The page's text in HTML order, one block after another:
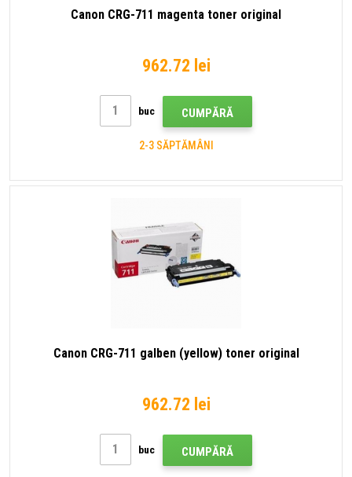
Canon CRG-711 magenta toner original
962.72 lei
buc CUMPĂRĂ
2-3 SĂPTĂMÂNI
Canon CRG-711 galben (yellow) toner original
962.72 lei
buc CUMPĂRĂ